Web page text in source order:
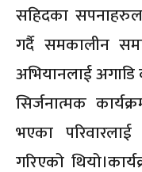
सहिदका
गर्दै समकालीन
अभियानलाई अगाडि
सिर्जनात्मक
भएका
गरिएको